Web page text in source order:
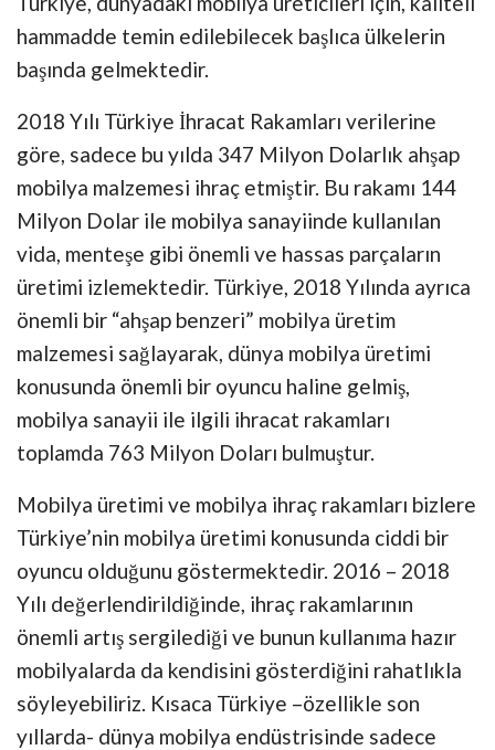
hammadde temin edilebilecek başlıca ülkelerin
başında gelmektedir.
2018 Yılı Türkiye İhracat Rakamları verilerine
göre, sadece bu yılda 347 Milyon Dolarlık ahşap
mobilya malzemesi ihraç etmiştir. Bu rakamı 144
Milyon Dolar ile mobilya sanayiinde kullanılan
vida, menteşe gibi önemli ve hassas parçaların
üretimi izlemektedir. Türkiye, 2018 Yılında ayrıca
önemli bir “ahşap benzeri” mobilya üretim
malzemesi sağlayarak, dünya mobilya üretimi
konusunda önemli bir oyuncu haline gelmiş,
mobilya sanayii ile ilgili ihracat rakamları
toplamda 763 Milyon Doları bulmuştur.
Mobilya üretimi ve mobilya ihraç rakamları bizlere
Türkiye’nin mobilya üretimi konusunda ciddi bir
oyuncu olduğunu göstermektedir. 2016 – 2018
Yılı değerlendirildiğinde, ihraç rakamlarının
önemli artış sergilediği ve bunun kullanıma hazır
mobilyalarda da kendisini gösterdiğini rahatlıkla
söyleyebiliriz. Kısaca Türkiye –özellikle son
yıllarda- dünya mobilya endüstrisinde sadece